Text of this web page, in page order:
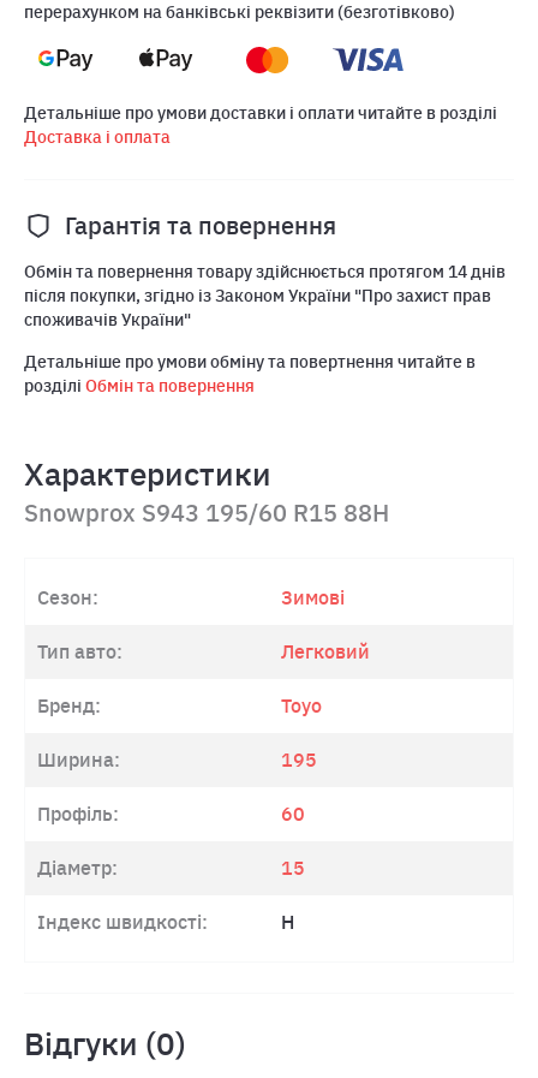
перерахунком на банківські реквізити (безготівково)
Детальніше про умови доставки і оплати читайте в розділі
Доставка і оплата
Гарантія та повернення
Обмін та повернення товару здійснюється протягом 14 днів
після покупки, згідно із Законом України "Про захист прав
споживачів України"
Детальніше про умови обміну та повертнення читайте в
розділі Обмін та повернення
Характеристики
Snowprox S943 195/60 R15 88H
Сезон: Зимові
Тип авто: Легковий
Бренд: Toyo
Ширина: 195
Профіль: 60
Діаметр: 15
Індекс швидкості: H
Відгуки (0)